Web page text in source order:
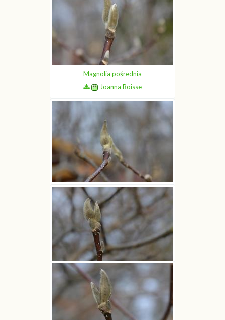
Joanna Boisse
Magnolia pośrednia
Joanna Boisse
Magnolia pośrednia
Joanna Boisse
Magnolia pośrednia
Joanna Boisse